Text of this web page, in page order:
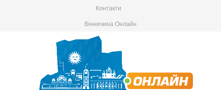
Контакти
Вінничина Онлайн